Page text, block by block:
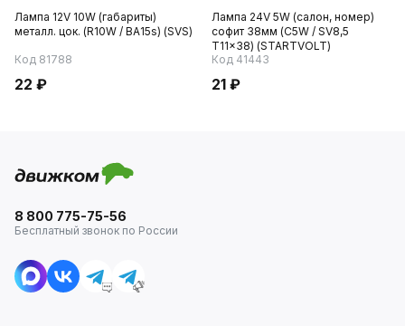
Лампа 12V 10W (габариты)
металл. цок. (R10W / ВА15s) (SVS)
Код 81788
22 ₽
Лампа 24V 5W (салон, номер)
софит 38мм (C5W / SV8,5
T11x38) (STARTVOLT)
Код 41443
21 ₽
8 800 775-75-56
Бесплатный звонок по России